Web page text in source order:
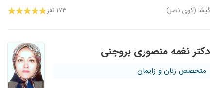
گیشا (کوی نصر) ۱۷۳ نفر
دکتر نغمه منصوری بروجنی
متخصص زنان و زایمان